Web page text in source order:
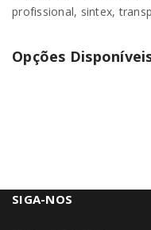
profissional, sintex,
Opções
SIGA-NOS